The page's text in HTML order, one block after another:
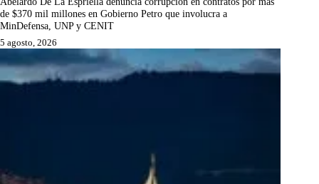
de $370 mil millones en Gobierno Petro que involucra a
MinDefensa, UNP y CENIT
5 agosto, 2026